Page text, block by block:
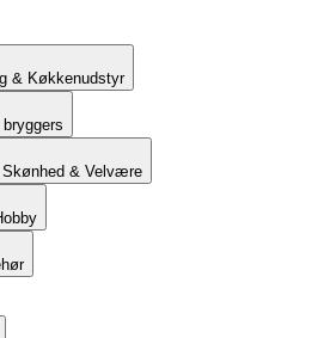
& Køkkenudstyr
Skønhed & Velvære